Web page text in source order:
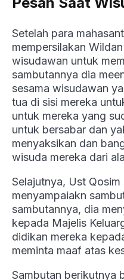
Setelah para
mempersilakan
wisudawan untuk
sambutannya dia
sesama wisudawan
tua di sisi mereka
untuk mereka yang
untuk bersabar dan
menyaksikan dan
wisuda mereka dari
Selajutnya, Ust
menyampaiakn
sambutannya, dia
kepada Majelis
didikan mereka
meminta maaf atas
Sambutan berikutnya